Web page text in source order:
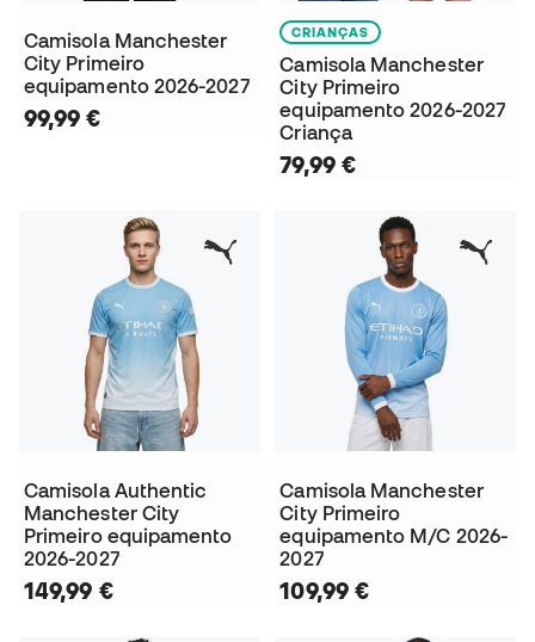
Camisola Manchester
City Primeiro
equipamento 2026-2027
99,99 €
CRIANÇAS
Camisola Manchester
City Primeiro
equipamento 2026-2027
Criança
79,99 €
Camisola Authentic
Manchester City
Primeiro equipamento
2026-2027
149,99 €
Camisola Manchester
City Primeiro
equipamento M/C 2026-
2027
109,99 €